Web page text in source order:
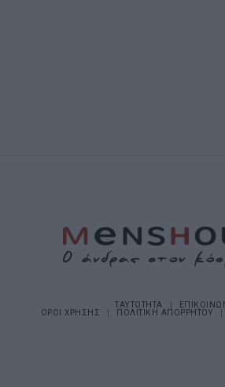
ΤΑΥΤΟΤΗΤΑ
ΟΡΟΙ ΧΡΗΣΗΣ
ΠΟΛΙΤΙΚΗ ΑΠΟΡΡΗΤΟΥ